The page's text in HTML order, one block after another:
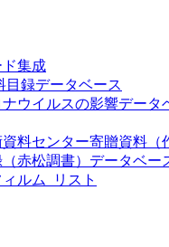
集成
目録データベース
ウイルスの影響データ
料センター寄贈資料（
赤松調書）データベー
ルム_リスト